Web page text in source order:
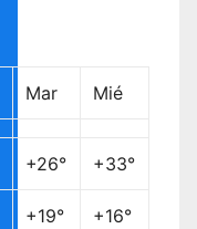
Mar Mié
+26° +33°
+19° +16°